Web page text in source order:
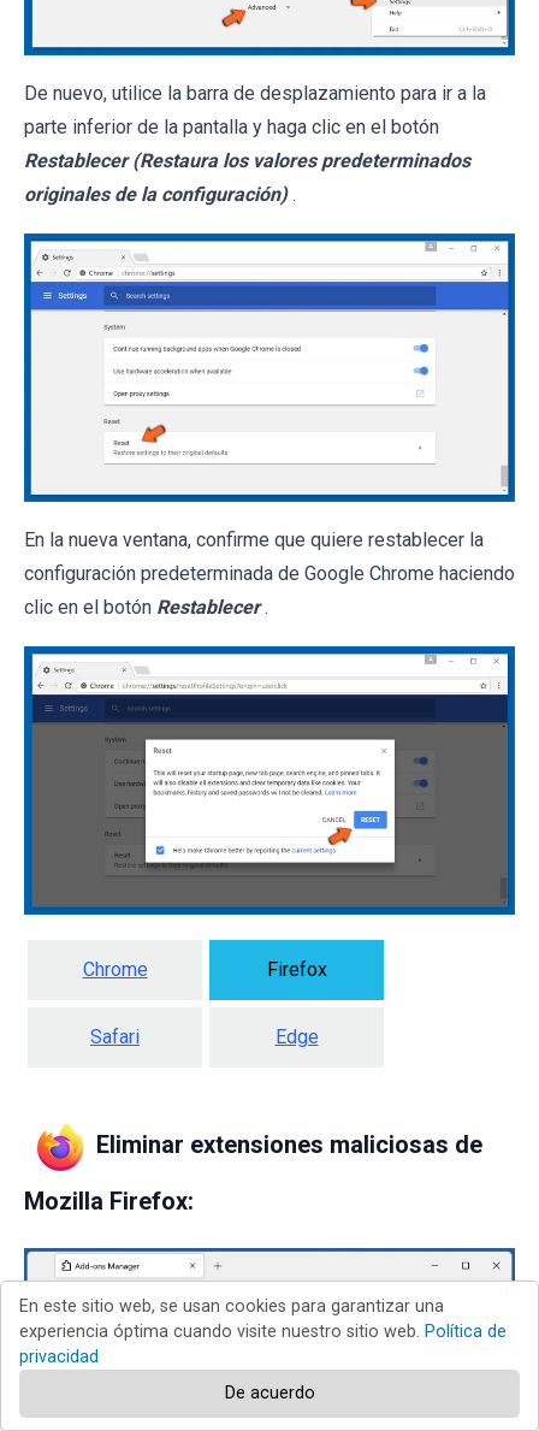
De nuevo, utilice la barra de desplazamiento para ir a la
parte inferior de la pantalla y haga clic en el botón
Restablecer (Restaura los valores predeterminados
originales de la configuración) .
En la nueva ventana, confirme que quiere restablecer la
configuración predeterminada de Google Chrome haciendo
clic en el botón Restablecer .
Chrome Firefox
Safari Edge
Eliminar extensiones maliciosas de
Mozilla Firefox:
En este sitio web, se usan cookies para garantizar una
experiencia óptima cuando visite nuestro sitio web. Política de
privacidad
De acuerdo